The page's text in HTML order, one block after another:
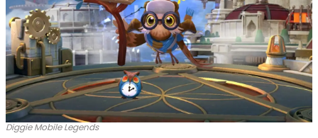
Diggie Mobile Legends